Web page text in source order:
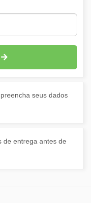
seus dados
de entrega antes de